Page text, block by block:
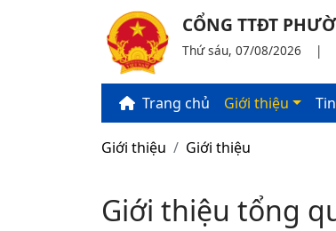
CỔNG TTĐT
Thứ sáu, 07/08/2026 |
Trang chủ Giới thiệu
Giới thiệu Giới thiệu
Giới thiệu tổng